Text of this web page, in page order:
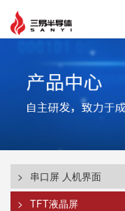
串口屏 人机界面
>
TFT液晶屏
>